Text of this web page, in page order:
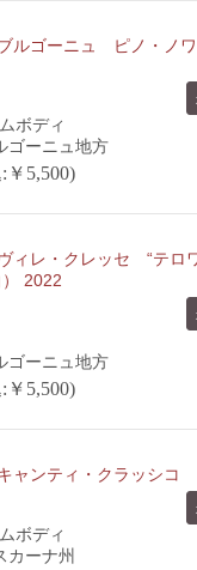
ルゴーニュ ピノ・ノ
ボディ
ーニュ地方
￥5,500)
ィレ・クレッセ “テロ
2022
ーニュ地方
￥5,500)
ャンティ・クラッシコ
ボディ
ーナ州